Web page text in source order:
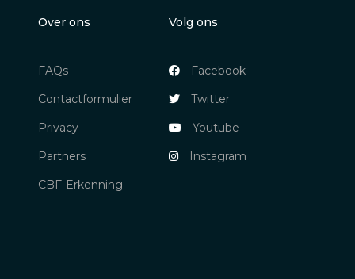
Over ons
FAQs
Contactformulier
Privacy
Partners
CBF-Erkenning
Volg ons
Facebook
Twitter
Youtube
Instagram